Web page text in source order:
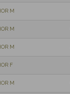
M
M
M
F
M